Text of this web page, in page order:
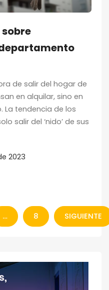
sobre
de salir del hogar de
en alquilar, sino en
tendencia de los
salir del ‘nido’ de sus
2023
… 8 SIGUIENTE